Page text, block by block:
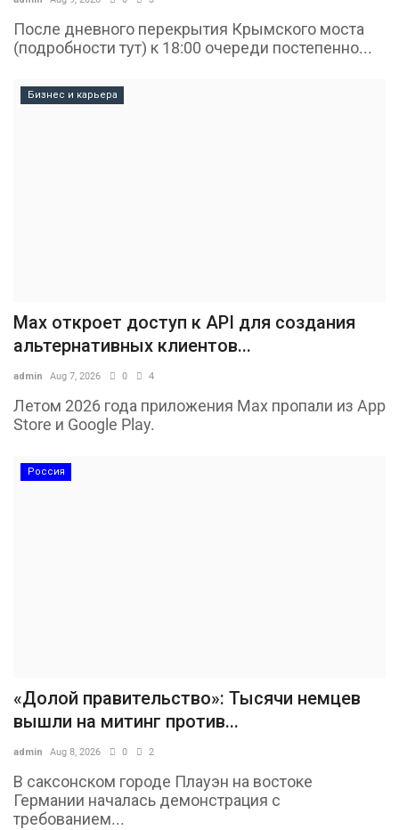
После дневного перекрытия Крымского моста
(подробности тут) к 18:00 очереди постепенно...
Бизнес и карьера
Max откроет доступ к API для создания
альтернативных клиентов...
admin Aug 7, 2026 0 4
Летом 2026 года приложения Max пропали из App
Store и Google Play.
Россия
«Долой правительство»: Тысячи немцев
вышли на митинг против...
admin Aug 8, 2026 0 2
В саксонском городе Плауэн на востоке
Германии началась демонстрация с
требованием...